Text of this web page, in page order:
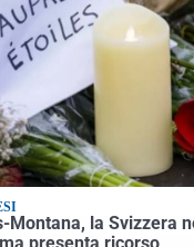
Montana, la Svizzera